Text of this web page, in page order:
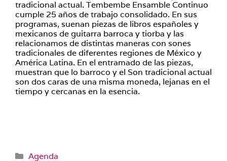
tradicional actual. Tembembe Ensamble Continuo
cumple 25 años de trabajo consolidado. En sus
programas, suenan piezas de libros españoles y
mexicanos de guitarra barroca y tiorba y las
relacionamos de distintas maneras con sones
tradicionales de diferentes regiones de México y
América Latina. En el entramado de las piezas,
muestran que lo barroco y el Son tradicional actual
son dos caras de una misma moneda, lejanas en el
tiempo y cercanas en la esencia.
Categorías
Agenda